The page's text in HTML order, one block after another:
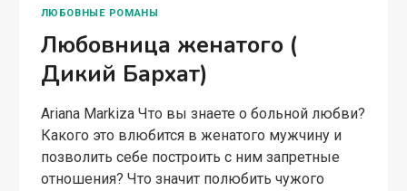
ЛЮБОВНЫЕ РОМАНЫ
Любовница женатого (
Дикий Бархат)
Ariana Markiza Что вы знаете о больной любви?
Какого это влюбится в женатого мужчину и
позволить себе построить с ним запретные
отношения? Что значит полюбить чужого